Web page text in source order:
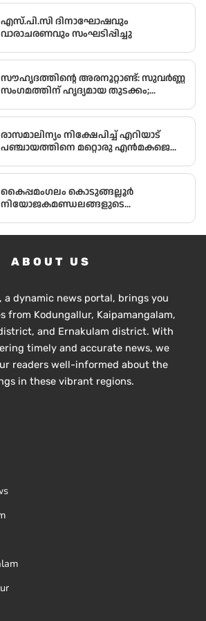
എസ്.പി.സി ദിനാഘോഷവും
വാരാചരണവും സംഘടിപ്പിച്ചു
സൗഹൃദത്തിന്റെ അരനൂറ്റാണ്ട്: സുവർണ്ണ
സംഗമത്തിന് ഹൃദ്യമായ തുടക്കം;
നിർവ്വഹിച്ചു.
രാസമാലിന്യം നിക്ഷേപിച്ച് എറിയാട്
പഞ്ചായത്തിനെ മറ്റൊരു എൻമകജെ
ടി എൻ പ്രതാപൻ
കൈപ്പമംഗലം കൊടുങ്ങല്ലൂർ
നിയോജകമണ്ഡലങ്ങളുടെ
ABOUT US
a dynamic news portal, brings you
from Kodungallur, Kaipamangalam,
and Ernakulam district. With
timely and accurate news, we
readers well-informed about the
in these vibrant regions.